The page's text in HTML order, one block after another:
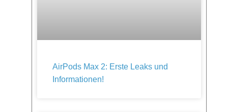
AirPods Max 2: Erste Leaks und
Informationen!